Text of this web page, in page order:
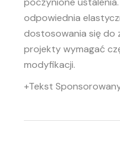
odpowiednia
dostosowania się do
projekty wymagać
modyfikacji.
+Tekst